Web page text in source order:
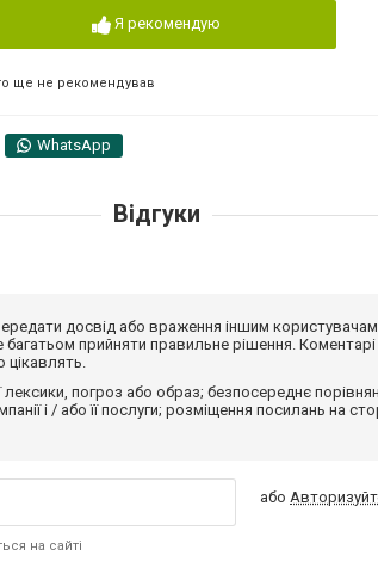
Я рекомендую
ще не рекомендував
WhatsApp
Відгуки
досвід або враження іншим
прийняти правильне рішення. Коментарі
цікавлять.
погроз або образ; безпосереднє
і / або її послуги; розміщення посилань на
на сайті
або